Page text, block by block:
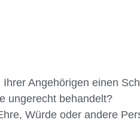
Angehörigen einen
ungerecht behandelt?
Würde oder andere